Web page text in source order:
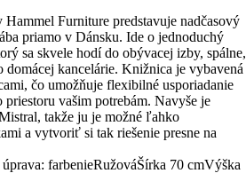
Furniture predstavuje nadčasový
priamo v Dánsku. Ide o jednoduchý
sa skvele hodí do obývacej izby, spálne,
domácej kancelárie. Knižnica je vybavená
čo umožňuje flexibilné usporiadanie
priestoru vašim potrebám. Navyše je
takže ju je možné ľahko
a vytvoriť si tak riešenie presne na
farbenieRužováŠírka 70 cmVýška